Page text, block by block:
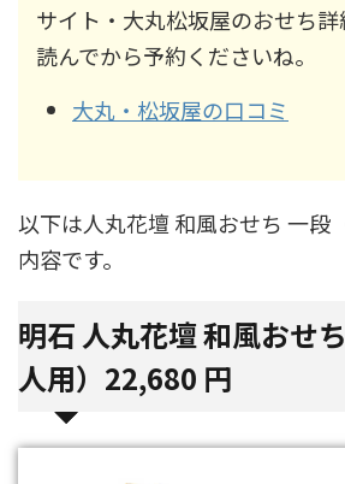
サイト・大丸松坂屋のおせち詳
読んでから予約くださいね。
大丸・松坂屋の口コミ
以下は人丸花壇 和風おせち 一段
内容です。
明石 人丸花壇 和風おせ
人用） 22,680 円